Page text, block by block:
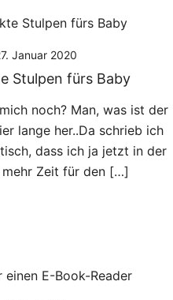
Januar 2020
Stulpen fürs Baby
noch? Man, was ist der
lange her..Da schrieb ich
dass ich ja jetzt in der
Zeit für den […]